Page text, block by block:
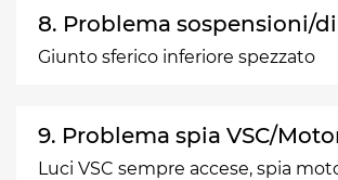
8. Problema sospensioni/
Giunto sferico inferiore spezzato
9. Problema spia VSC/
Luci VSC sempre accese, spia